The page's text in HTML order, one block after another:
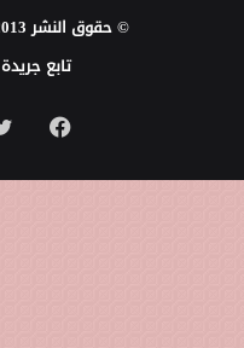
© حقوق النشر 2013 ، الحقوق محفوظة |
تابع